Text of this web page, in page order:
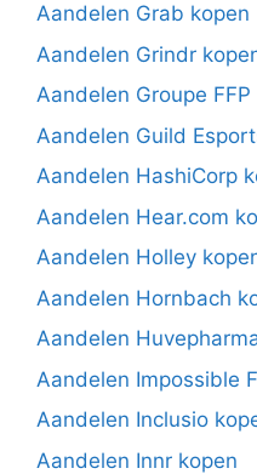
Aandelen Grab kopen
Aandelen Grindr
Aandelen Groupe FFP
Aandelen Guild
Aandelen HashiCorp
Aandelen Hear.com
Aandelen Holley
Aandelen Hornbach
Aandelen
Aandelen Impossible
Aandelen Inclusio
Aandelen Innr kopen